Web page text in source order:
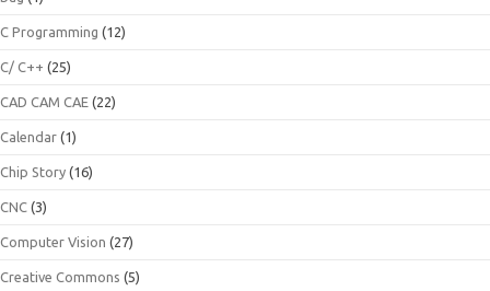
C Programming (12)
C/ C++ (25)
CAD CAM CAE (22)
Calendar (1)
Chip Story (16)
CNC (3)
Computer Vision (27)
Creative Commons (5)